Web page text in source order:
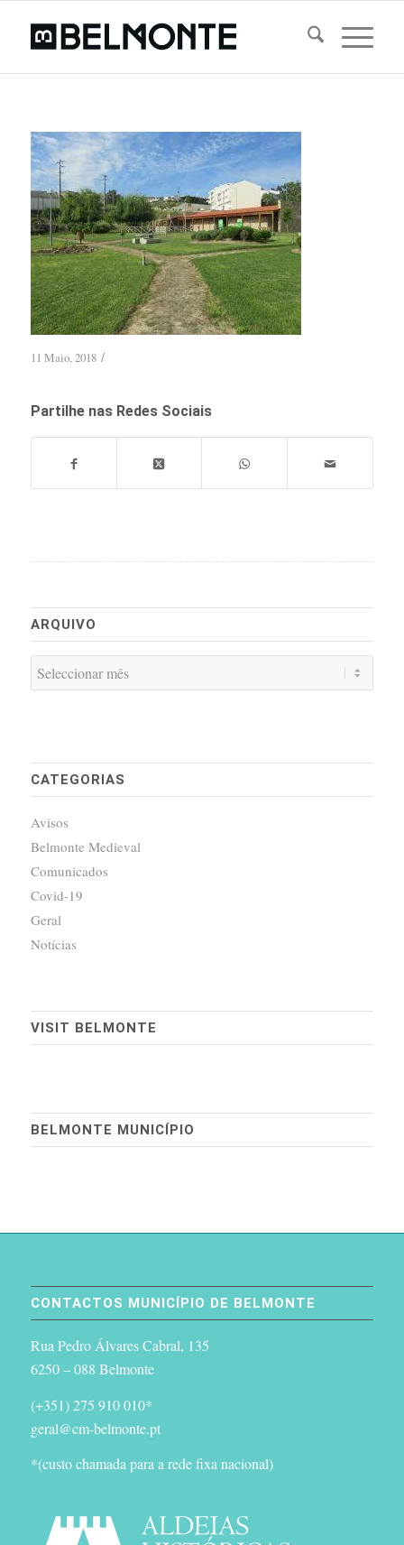
11 Maio, 2018 /
Partilhe nas Redes Sociais
ARQUIVO
CATEGORIAS
Avisos
Belmonte Medieval
Comunicados
Covid-19
Geral
Notícias
VISIT BELMONTE
BELMONTE MUNICÍPIO
CONTACTOS MUNICÍPIO DE BELMONTE
Rua Pedro Álvares Cabral, 135
6250 – 088 Belmonte
(+351) 275 910 010*
geral@cm-belmonte.pt
*(custo chamada para a rede fixa nacional)